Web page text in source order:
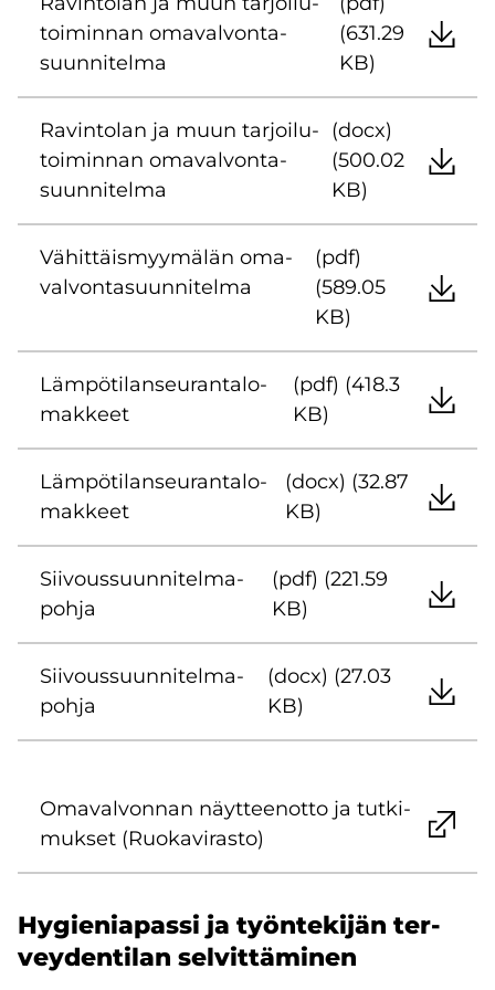
toi­min­nan oma­val­von­ta­
suun­ni­tel­ma
(631.29
KB)
Ra­vin­to­lan ja muun tar­joi­lu­
toi­min­nan oma­val­von­ta­
suun­ni­tel­ma
(docx)
(500.02
KB)
Vä­hit­täis­myy­mä­län oma­
val­von­ta­suun­ni­tel­ma
(pdf)
(589.05
KB)
Läm­pö­ti­lan­seu­ran­ta­lo­
mak­keet
(pdf) (418.3
KB)
Läm­pö­ti­lan­seu­ran­ta­lo­
mak­keet
(docx) (32.87
KB)
Sii­vous­suun­ni­tel­ma­
poh­ja
(pdf) (221.59
KB)
Sii­vous­suun­ni­tel­ma­
poh­ja
(docx) (27.03
KB)
Oma­val­von­nan näyt­teen­ot­to ja tut­ki­
muk­set (Ruo­ka­vi­ras­to)
Hy­gie­nia­pas­si ja työn­te­ki­jän ter­
vey­den­ti­lan sel­vit­tä­mi­nen